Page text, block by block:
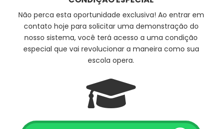
Não perca esta oportunidade exclusiva! Ao entrar em
contato hoje para solicitar uma demonstração do
nosso sistema, você terá acesso a uma condição
especial que vai revolucionar a maneira como sua
escola opera.